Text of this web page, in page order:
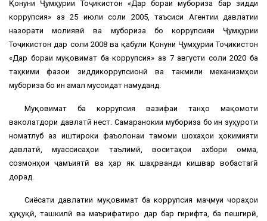
Қонуни Ҷумҳурии Тоҷикистон «Дар бораи мубориза бар зидди
коррупсия» аз 25 июли соли 2005, таъсиси Агентии давлатии
назорати молиявӣ ва мубориза бо коррупсияи Ҷумҳурии
Тоҷикистон дар соли 2008 ва қабули Қонуни Ҷумҳурии Тоҷикистон
«Дар бораи муқовимат ба коррупсия» аз 7 августи соли 2020 ба
таҳкими фазои зиддикоррупсионӣ ва такмили механизмҳои
мубориза бо ин амал мусоидат намуданд.
Муқовимат ба коррупсия вазифаи танҳо мақомоти
ваколатдори давлатӣ нест. Самаранокии мубориза бо ин зуҳуроти
номатлуб аз иштироки фаъолонаи тамоми шохаҳои ҳокимияти
давлатӣ, муассисаҳои таълимӣ, воситаҳои ахбори омма,
созмонҳои ҷамъиятӣ ва ҳар як шаҳрванди кишвар вобастагӣ
дорад.
Сиёсати давлатии муқовимат ба коррупсия маҷмуи чораҳои
ҳуқуқӣ, ташкилӣ ва маърифатиро дар бар гирифта, ба пешгирӣ,